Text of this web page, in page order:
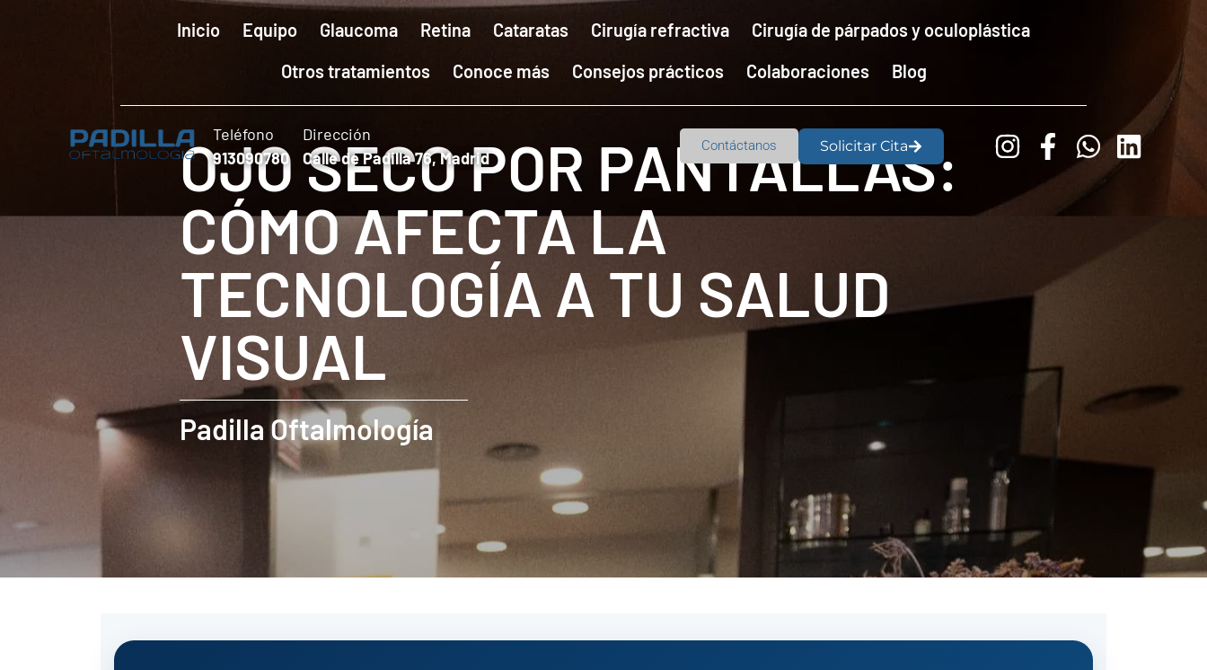
Inicio Equipo Glaucoma Retina Cataratas Cirugía refractiva
Cirugía de párpados y oculoplástica
Otros tratamientos
Conoce más Consejos prácticos Colaboraciones Blog
Teléfono
913090780
Dirección
Calle de Padilla 76, Madrid
Contáctanos Solicitar Cita
OJO SECO POR PANTALLAS:
CÓMO AFECTA LA
TECNOLOGÍA A TU SALUD
VISUAL
Padilla Oftalmología